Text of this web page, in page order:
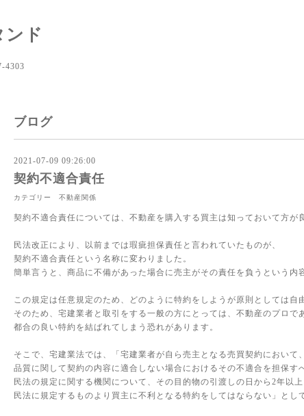
ンド
4303
ブログ
2021-07-09 09:26:00
契約不適合責任
カテゴリー 不動産関係
契約不適合責任については、不動産を購入する買主は知っておいて方が
民法改正により、以前までは瑕疵担保責任と言われていたものが、
契約不適合責任という名称に変わりました。
簡単言うと、商品に不備があった場合に売主がその責任を負うという内
この規定は任意規定のため、どのように特約をしようが原則としては自
そのため、宅建業者と取引をする一般の方にとっては、不動産のプロで
都合の良い特約を結ばれてしまう恐れがあります。
そこで、宅建業法では、「宅建業者が自ら売主となる売買契約において
品質に関して契約の内容に適合しない場合におけるその不適合を担保す
民法の規定に関する機関について、その目的物の引渡しの日から2年以
民法に規定するものより買主に不利となる特約をしてはならない」とし